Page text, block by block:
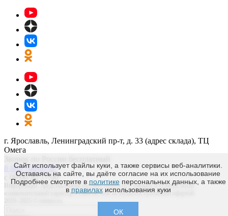
г. Ярославль, Ленинградский пр-т, д. 33 (адрес склада), ТЦ
Омега
8 800 700-67-87
с 09:00 до 17:00
Информация, представленная на сайте stemru.ru о товарах и услугах носит
ознакомительный характер и сама по себе не является публичной офертой.
2019–2025 © stemru.ru
Сайт использует файлы куки, а также сервисы веб-аналитики.
Оставаясь на сайте, вы даёте согласие на их использование
Подробнее смотрите в политикеперсональных данных, а также
в правилахиспользования куки
ОК